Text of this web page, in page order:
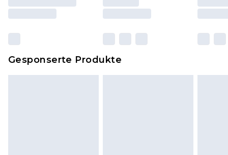
und Kissen, müssen unbenutzt und in ihrer
Klickehierum unsere vollständigen
Gesponserte Produkte